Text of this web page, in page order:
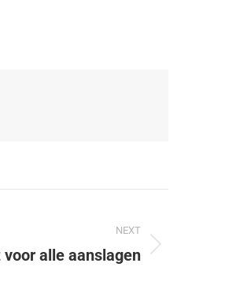
NEXT
alle aanslagen